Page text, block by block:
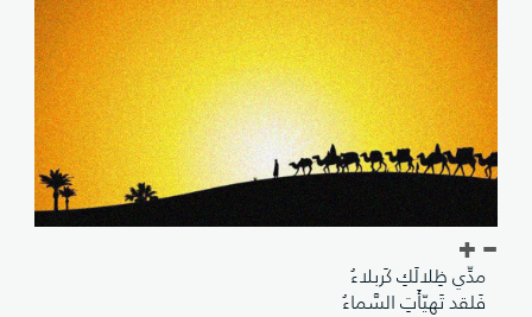
مدِّي ظِلالَكِ كَربلاءُ
فَلقد تَهيّأَتِ السَّماءُ